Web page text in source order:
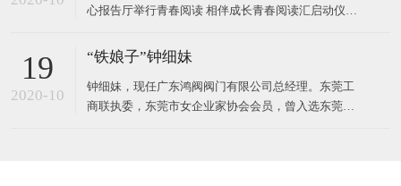
心报告厅举行青春阅读 相伴成长青春阅读汇启动仪
妹，与东莞理工学院党委副书记、校长马宏伟，化能
处长廖文波出席本场仪式。化能学院各支部书记、政
治辅导员、班
19
2020-10
“铁娘子”钟细妹
钟细妹，现任广东鸿阀阀门有限公司总经理。东莞工
商联执委，东莞市女企业家协会会员，曾入选东莞报